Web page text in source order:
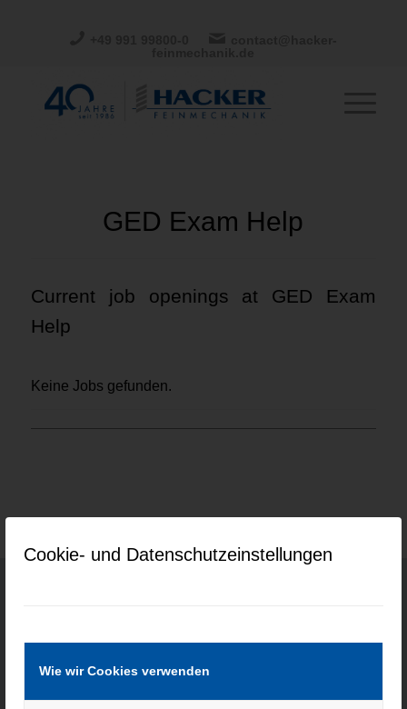
Cookie- und Datenschutzeinstellungen
Wie wir Cookies verwenden
GED Exam Help
Current job openings at GED Exam
Help
Keine Jobs gefunden.
Hacker Feinmechanik GmbH